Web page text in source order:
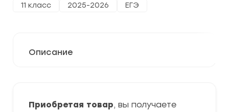
11 класс 2025-2026 ЕГЭ
Описание
Приобретая товар, вы получаете